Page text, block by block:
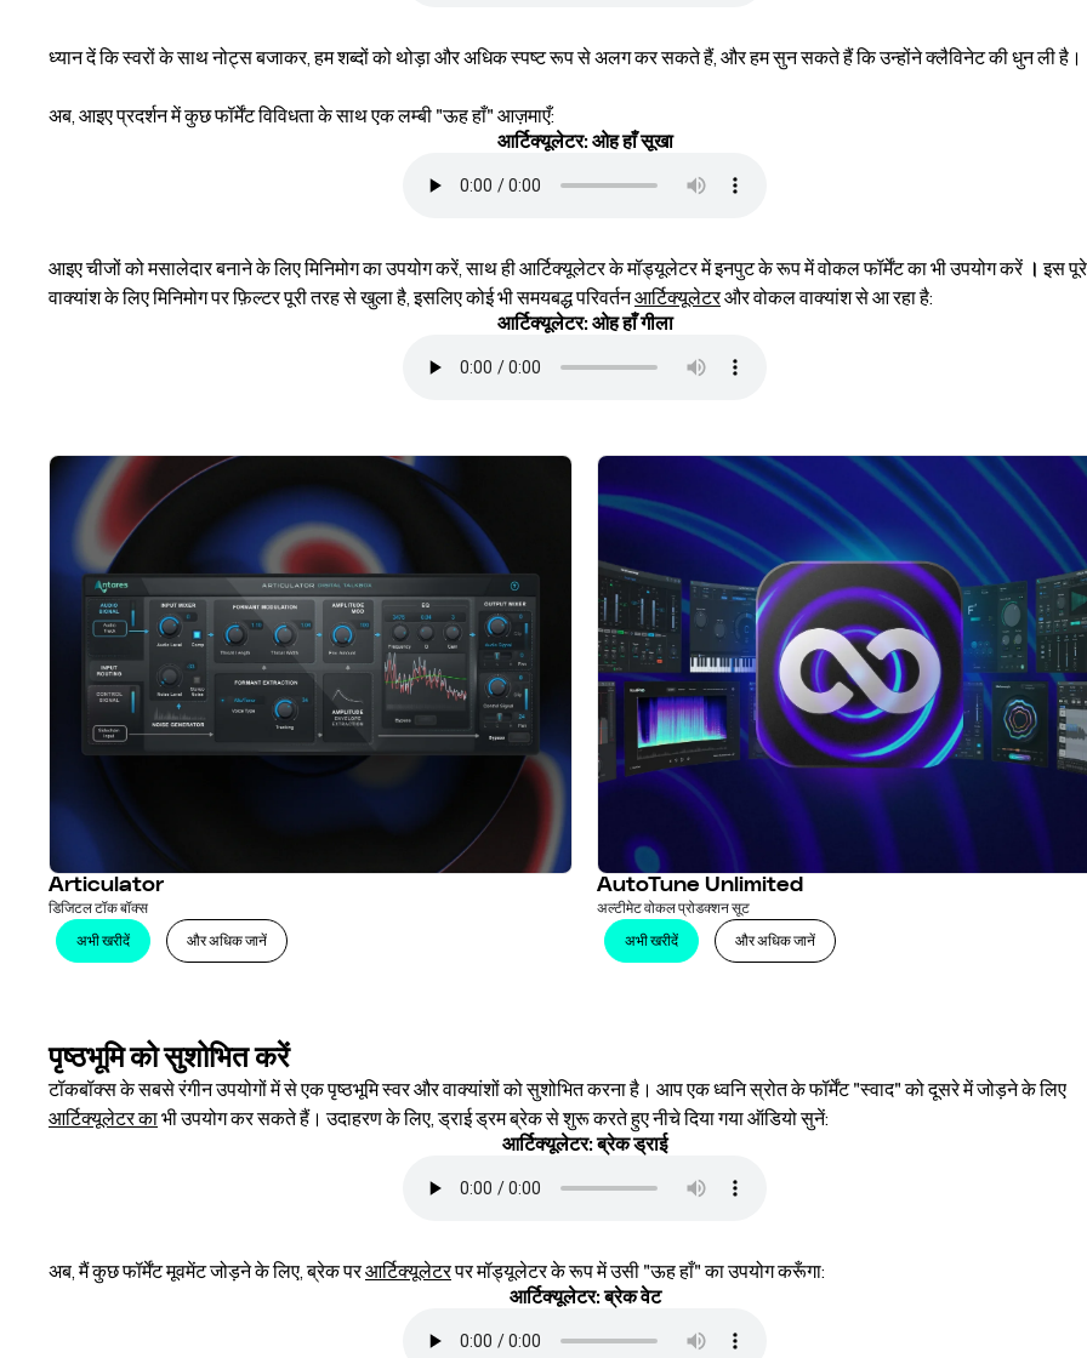
ध्यान दें कि स्वरों के साथ नोट्स बजाकर, हम शब्दों को थोड़ा और अधिक स्पष्ट रूप से अलग कर सकते हैं, और हम सुन सकते हैं कि उन्होंने क्लैविनेट की धुन ली है।
अब, आइए प्रदर्शन में कुछ फॉर्मेंट विविधता के साथ एक लम्बी "ऊह हाँ" आज़माएँ:
आर्टिक्यूलेटर: ओह हाँ सूखा
आइए चीजों को मसालेदार बनाने के लिए मिनिमोग का उपयोग करें, साथ ही आर्टिक्यूलेटर के मॉड्यूलेटर में इनपुट के रूप में वोकल फॉर्मेंट का भी उपयोग करें । इस पूरे
वाक्यांश के लिए मिनिमोग पर फ़िल्टर पूरी तरह से खुला है, इसलिए कोई भी समयबद्ध परिवर्तनआर्टिक्यूलेटरऔर वोकल वाक्यांश से आ रहा है:
आर्टिक्यूलेटर: ओह हाँ गीला
Articulator
डिजिटल टॉक बॉक्स
अभी खरीदें
और अधिक जानें
AutoTune Unlimited
अल्टीमेट वोकल प्रोडक्शन सूट
अभी खरीदें
और अधिक जानें
पृष्ठभूमि को सुशोभित करें
टॉकबॉक्स के सबसे रंगीन उपयोगों में से एक पृष्ठभूमि स्वर और वाक्यांशों को सुशोभित करना है। आप एक ध्वनि स्रोत के फॉर्मेंट "स्वाद" को दूसरे में जोड़ने के लिए
आर्टिक्यूलेटर काभी उपयोग कर सकते हैं। उदाहरण के लिए, ड्राई ड्रम ब्रेक से शुरू करते हुए नीचे दिया गया ऑडियो सुनें:
आर्टिक्यूलेटर: ब्रेक ड्राई
अब, मैं कुछ फॉर्मेंट मूवमेंट जोड़ने के लिए, ब्रेक परआर्टिक्यूलेटरपर मॉड्यूलेटर के रूप में उसी "ऊह हाँ" का उपयोग करूँगा:
आर्टिक्यूलेटर: ब्रेक वेट